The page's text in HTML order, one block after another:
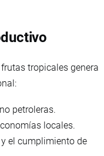
tropicales genera
petroleras.
locales.
el cumplimiento de